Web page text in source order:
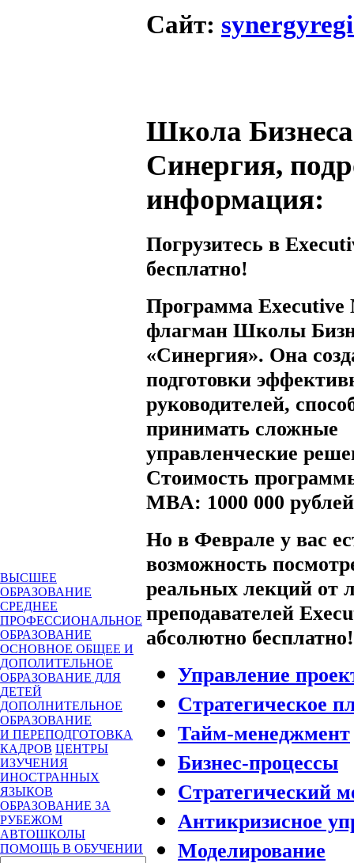
ВЫСШЕЕ
ОБРАЗОВАНИЕ
СРЕДНЕЕ
ПРОФЕССИОНАЛЬНОЕ
ОБРАЗОВАНИЕ
ОСНОВНОЕ ОБЩЕЕ И
ДОПОЛИТЕЛЬНОЕ
ОБРАЗОВАНИЕ ДЛЯ
ДЕТЕЙ
ДОПОЛНИТЕЛЬНОЕ
ОБРАЗОВАНИЕ
И ПЕРЕПОДГОТОВКА
КАДРОВ ЦЕНТРЫ
ИЗУЧЕНИЯ
ИНОСТРАННЫХ
ЯЗЫКОВ
ОБРАЗОВАНИЕ ЗА
РУБЕЖОМ
АВТОШКОЛЫ
ПОМОЩЬ В ОБУЧЕНИИ
Сайт:
Школа Бизнеса
Синергия,
информация:
Погрузитесь в
бесплатно!
Программа
флагман Школы
«Синергия». Она
подготовки
руководителей,
принимать сложные
управленческие
Стоимость
MBA: 1000 000
Но в Феврале у вас
возможность
реальных лекций от
преподавателей
абсолютно бесплатно!
Управление
Стратегическое
Тайм-менеджмент
Бизнес-процессы
Стратегический
Антикризисное
Моделирование